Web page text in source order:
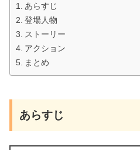
あらすじ
登場人物
ストーリー
アクション
まとめ
あらすじ